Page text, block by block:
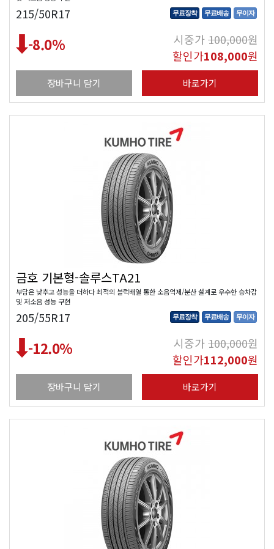
215/50R17 무료장착 무료배송 무이자
-8.0% 시중가100,000원
할인가108,000원
장바구니 담기 바로가기
금호 기본형-솔루스TA21
부담은 낮추고 성능을 더하다 최적의 블럭배열 통한 소음억제/분산 설계로 우수한 승차감
및 저소음 성능 구현
205/55R17 무료장착 무료배송 무이자
-12.0% 시중가100,000원
할인가112,000원
장바구니 담기 바로가기